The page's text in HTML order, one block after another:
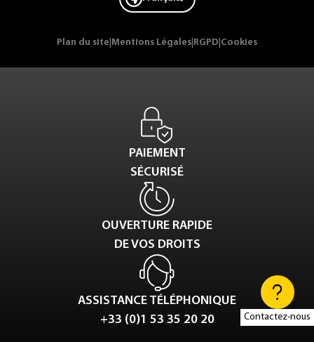
Contactez-nous
Plan du site Mentions Légales RGPD Cookies
PAIEMENT
SÉCURISÉ
OUVERTURE RAPIDE
DE VOS DROITS
ASSISTANCE TÉLÉPHONIQUE
+33 (0)1 53 35 20 20